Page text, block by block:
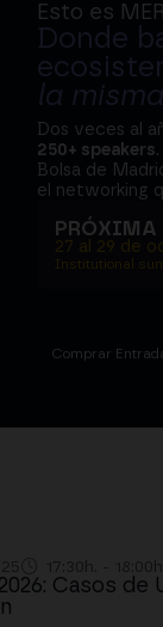
Esto es
Donde
la
Dos veces al
250+ speakers
Bolsa de
el networking
27 al 29 de
Institutional
Comprar
Casos de